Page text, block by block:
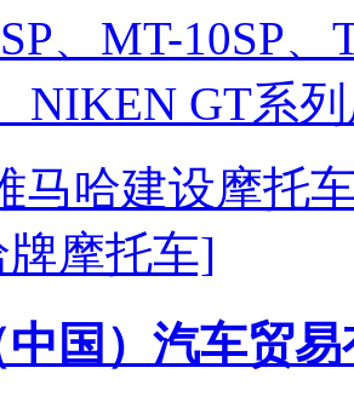
、MT-10SP
NIKEN GT系
马哈建设摩托
摩托车]
国）汽车贸